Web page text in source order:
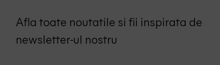
Afla toate noutatile si fii inspirata de
newsletter-ul nostru